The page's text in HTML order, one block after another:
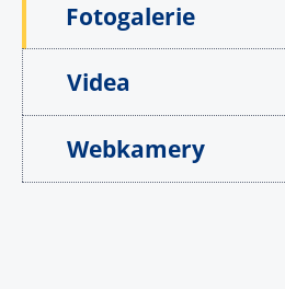
Fotogalerie
Videa
Webkamery